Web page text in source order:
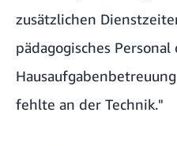
zusätzlichen
pädagogisches
fehlte an der Technik."